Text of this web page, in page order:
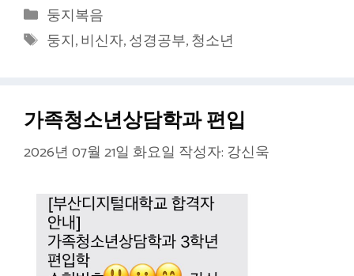
카
테
고
둥지복음
태
둥지,비신자,성경공부,청소년
가족청소년상담학과 편입
2026년 07월 21일 화요일 작성자: 강신욱